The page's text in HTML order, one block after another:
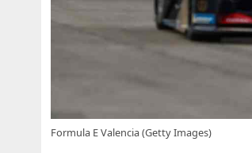
Formula E Valencia (Getty Images)